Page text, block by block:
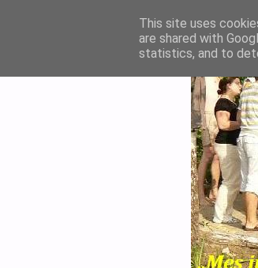
This site uses
are shared with
statistics, and to